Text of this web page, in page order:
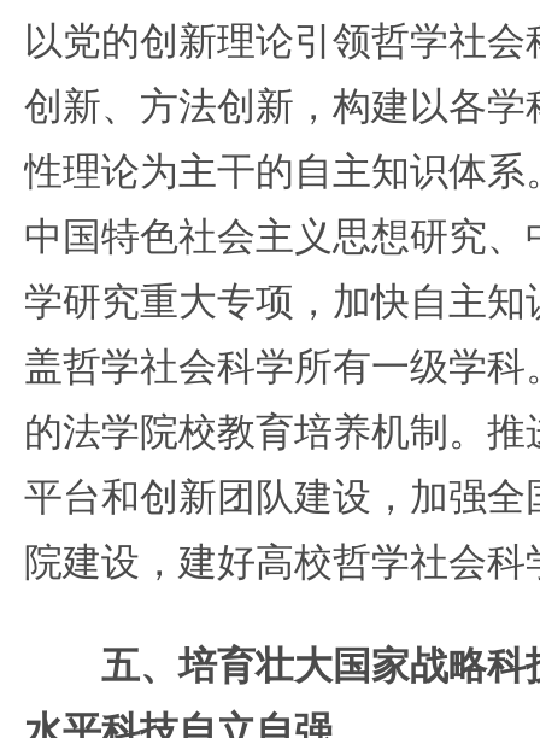
以党的创新理论引领哲学社
创新、方法创新，构建以各
性理论为主干的自主知识体
中国特色社会主义思想研究
学研究重大专项，加快自主
盖哲学社会科学所有一级学
的法学院校教育培养机制。
平台和创新团队建设，加强
院建设，建好高校哲学社会科
五、培育壮大国家战略